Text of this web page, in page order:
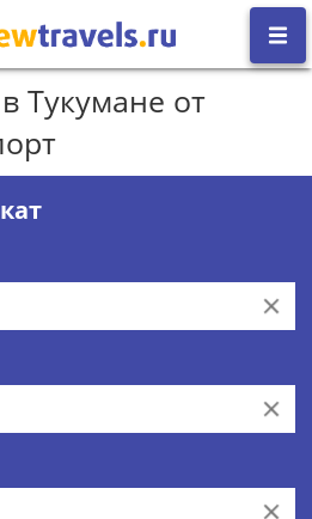
Тукумане от
Clear
Clear